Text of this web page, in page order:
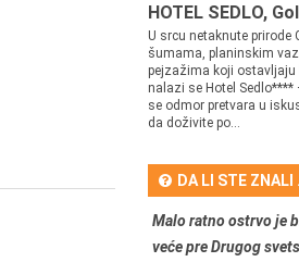
HOTEL SEDLO,
U srcu netaknute prirode
šumama, planinskim
pejzažima koji ostavljaju
nalazi se Hotel Sedlo****
se odmor pretvara u
da doživite po...
DA LI STE ZNALI
Malo ratno ostrvo je
veće pre Drugog